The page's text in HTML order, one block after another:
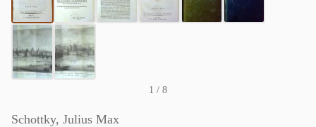
1 / 8
Schottky, Julius Max